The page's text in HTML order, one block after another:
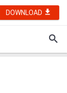
DOWNLOAD